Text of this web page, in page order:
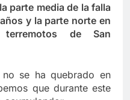
parte media de la falla
y la parte norte en
de San
se ha quebrado en
que durante este